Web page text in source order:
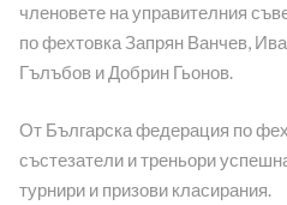
членовете на управителния
по фехтовка Запрян Ванчев,
Гълъбов и Добрин Гьонов.
От Българска федерация по
състезатели и треньори
турнири и призови класирания.